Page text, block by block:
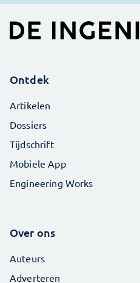
Ontdek
Artikelen
Dossiers
Tijdschrift
Mobiele App
Engineering Works
Over ons
Auteurs
Adverteren